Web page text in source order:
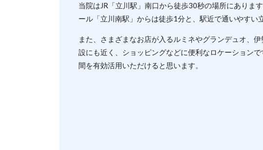
当院はJR「立川駅」南口から徒歩30秒の場所にありま
ール「立川南駅」からは徒歩1分と、駅近で通いやすい
また、さまざまなお店が入るルミネやグランデュオ、
設にも近く、ショッピングなどに便利なロケーション
間を有効活用いただけると思います。